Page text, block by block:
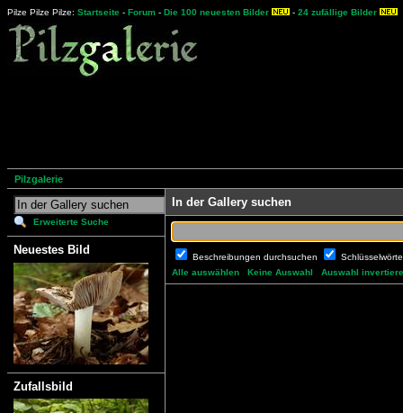
Pilze Pilze Pilze: Startseite - Forum - Die 100 neuesten Bilder - 24 zufällige Bilder
Pilzgalerie
Erweiterte Suche
Neuestes Bild
Zufallsbild
In der Gallery suchen
Beschreibungen durchsuchen
Alle auswählen
Keine Auswahl Auswahl